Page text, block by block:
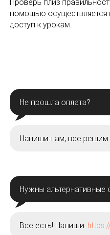
Проверь плиз
помощью осуществляется
доступ к урокам.
Не прошла оплата?
Напиши нам, все решим:
Нужны альтернативные
Все есть! Напиши: